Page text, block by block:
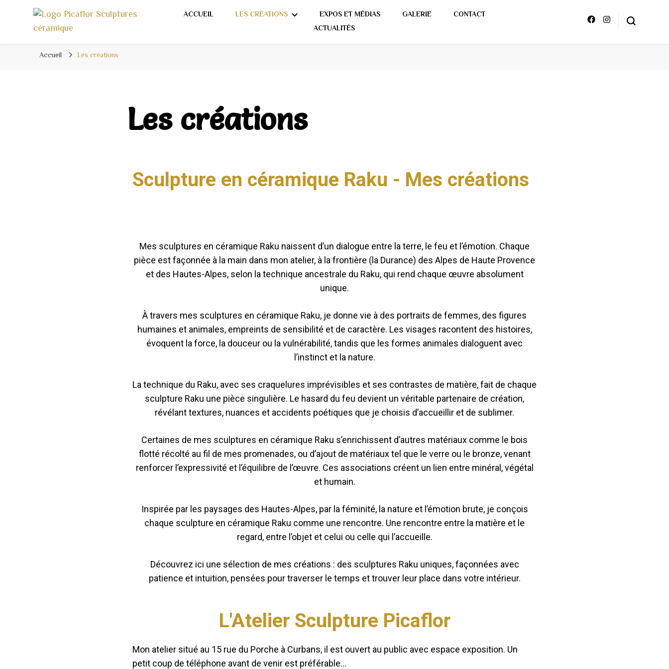
Sculpture céramique raku
ACCUEIL LES CRÉATIONS EXPOS ET MÉDIAS GALERIE
CONTACT
ACTUALITÉS
Accueil Les créations
Les créations
Sculpture en céramique Raku - Mes créations
Mes sculptures en céramique Raku naissent d’un dialogue entre la terre, le feu et l’émotion. Chaque
pièce est façonnée à la main dans mon atelier, à la frontière (la Durance) des Alpes de Haute Provence
et des Hautes-Alpes, selon la technique ancestrale du Raku, qui rend chaque œuvre absolument
unique.
À travers mes sculptures en céramique Raku, je donne vie à des portraits de femmes, des figures
humaines et animales, empreints de sensibilité et de caractère. Les visages racontent des histoires,
évoquent la force, la douceur ou la vulnérabilité, tandis que les formes animales dialoguent avec
l’instinct et la nature.
La technique du Raku, avec ses craquelures imprévisibles et ses contrastes de matière, fait de chaque
sculpture Raku une pièce singulière. Le hasard du feu devient un véritable partenaire de création,
révélant textures, nuances et accidents poétiques que je choisis d’accueillir et de sublimer.
Certaines de mes sculptures en céramique Raku s’enrichissent d’autres matériaux comme le bois
flotté récolté au fil de mes promenades, ou d’ajout de matériaux tel que le verre ou le bronze, venant
renforcer l’expressivité et l’équilibre de l’œuvre. Ces associations créent un lien entre minéral, végétal
et humain.
Inspirée par les paysages des Hautes-Alpes, par la féminité, la nature et l’émotion brute, je conçois
chaque sculpture en céramique Raku comme une rencontre. Une rencontre entre la matière et le
regard, entre l’objet et celui ou celle qui l’accueille.
Découvrez ici une sélection de mes créations : des sculptures Raku uniques, façonnées avec
patience et intuition, pensées pour traverser le temps et trouver leur place dans votre intérieur.
L'Atelier Sculpture Picaflor
Mon atelier situé au 15 rue du Porche à Curbans, il est ouvert au public avec espace exposition. Un
petit coup de téléphone avant de venir est préférable…